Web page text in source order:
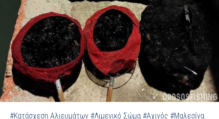
#Κατάσχεση Αλιευμάτων #Λιμενικό Σώμα #Αχινός #Μαλεσίνα